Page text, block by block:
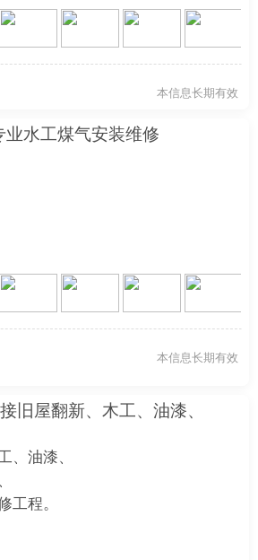
本信息长期有效
业水工煤气安装维修
本信息长期有效
旧屋翻新、木工、油漆、
、油漆、
工程。